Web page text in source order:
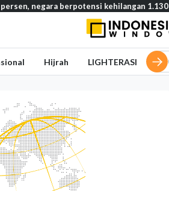
berpotensi kehilangan 1.130 triliun rupiah
Hijrah LIGHTERASI